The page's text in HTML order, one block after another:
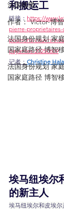
法国移民
作者： Victor-博
法国身份规划 家
国家庭路径 博智
法国身份规划 家
国家庭路径 博智
和搬运工
链接： https://
pierre-
pourrons-couvrir-
payantes-20250609
记者： Christine
埃马纽埃尔
的新主人
埃马纽埃尔和皮埃